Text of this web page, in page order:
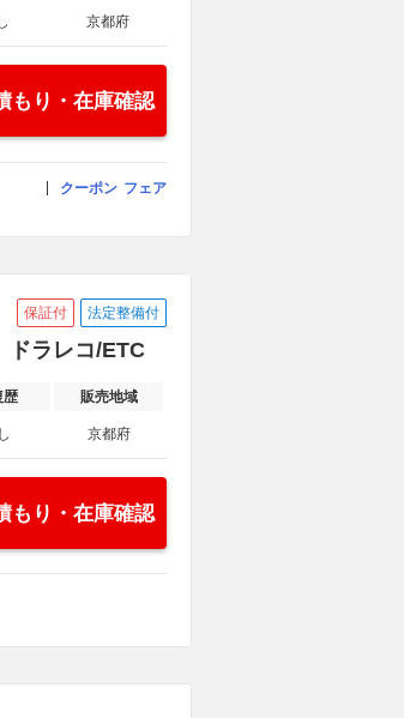
京都府
もり・在庫確認
クーポン フェア
保証付 法定整備付
ラレコ/ETC
歴 販売地域
京都府
もり・在庫確認